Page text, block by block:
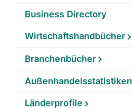
Business Directory
Wirtschaftshandbücher
Branchenbücher
Außenhandelsstatistiken
Länderprofile